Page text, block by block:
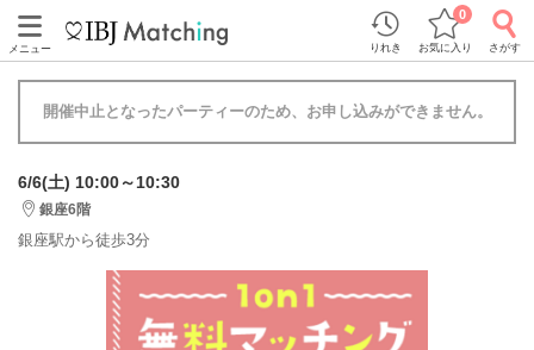
メニュー りれき お気に入り
0
さがす
開催中止となったパーティーのため、お申し込みができません。
6/6(土) 10:00～10:30
銀座6階
銀座駅から徒歩3分